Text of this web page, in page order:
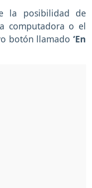
la posibilidad de
computadora o el
botón llamado ‘En